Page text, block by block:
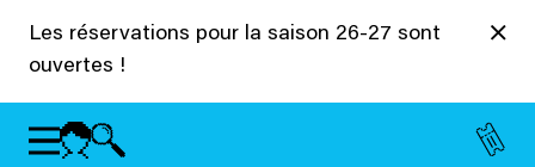
Les réservations pour la saison 26-27 sont
ouvertes !